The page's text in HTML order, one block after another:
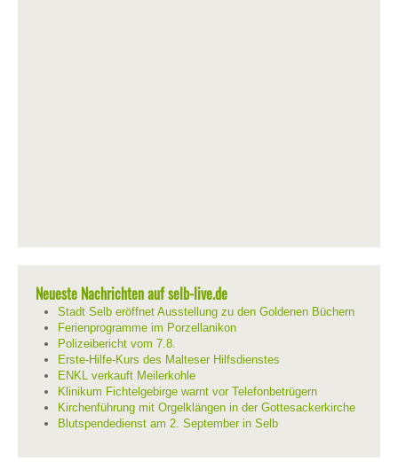
Neueste Nachrichten auf selb-live.de
Stadt Selb eröffnet Ausstellung zu den Goldenen Büchern
Ferienprogramme im Porzellanikon
Polizeibericht vom 7.8.
Erste-Hilfe-Kurs des Malteser Hilfsdienstes
ENKL verkauft Meilerkohle
Klinikum Fichtelgebirge warnt vor Telefonbetrügern
Kirchenführung mit Orgelklängen in der Gottesackerkirche
Blutspendedienst am 2. September in Selb